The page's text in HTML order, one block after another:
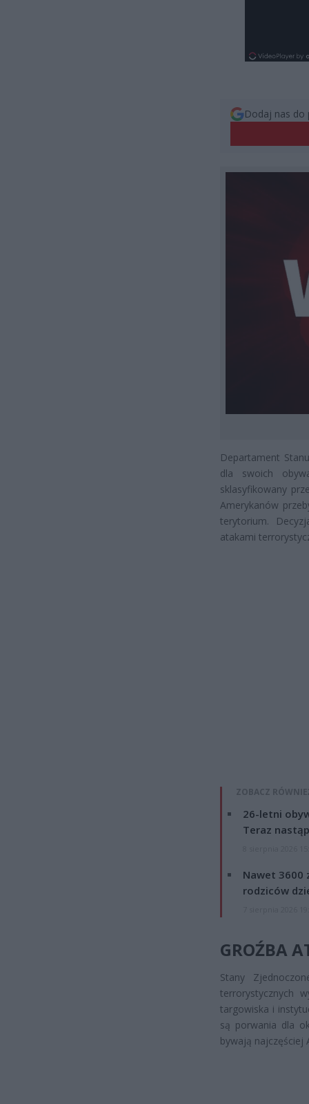
Dodaj nas do
Departament
dla swoich
sklasyfikowany
Amerykanów
terytorium.
atakami
ZOBACZ
26-letni
Teraz
Nawet 3600
rodziców
GROŹBA
Stany
terrorystycznych
targowiska i
są porwania dla
bywają najczęściej